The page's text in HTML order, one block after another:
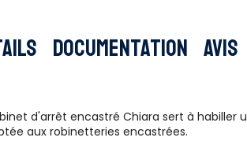
Documentation Avis
d'arrêt encastré Chiara sert à
aux robinetteries encastrées.